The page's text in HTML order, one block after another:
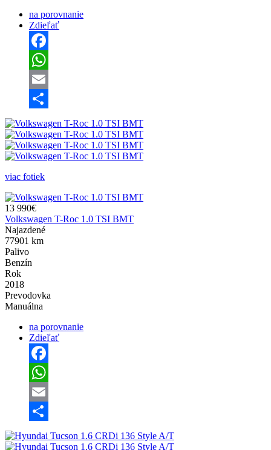
na porovnanie
Zdieľať
Facebook
WhatsApp
Email
Share
viac fotiek
13 990€
Volkswagen T-Roc 1.0 TSI BMT
Najazdené
77901 km
Palivo
Benzín
Rok
2018
Prevodovka
Manuálna
na porovnanie
Zdieľať
Facebook
WhatsApp
Email
Share